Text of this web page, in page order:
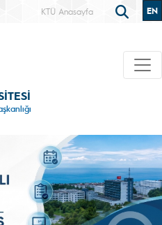
KTÜ Anasayfa EN